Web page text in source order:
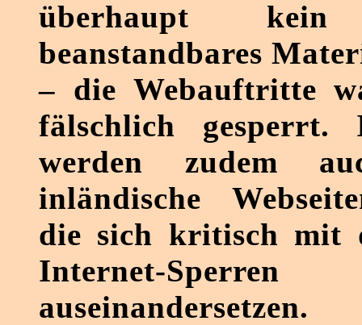
überhaupt kein
beanstandbares
– die Webauftritte
fälschlich gesperrt.
werden zudem
inländische
die sich kritisch mit
Internet-Sperren
auseinandersetzen.